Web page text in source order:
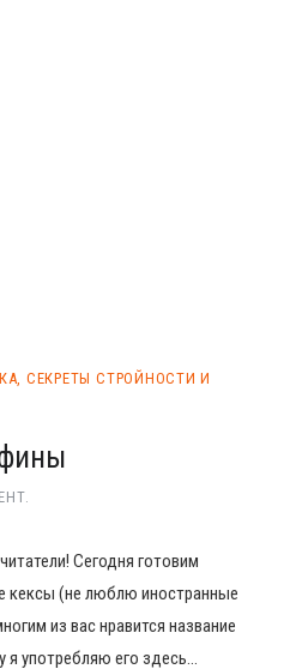
СЕКРЕТЫ СТРОЙНОСТИ И
Сегодня готовим
кексы (не люблю иностранные
из вас нравится название
употребляю его здесь...